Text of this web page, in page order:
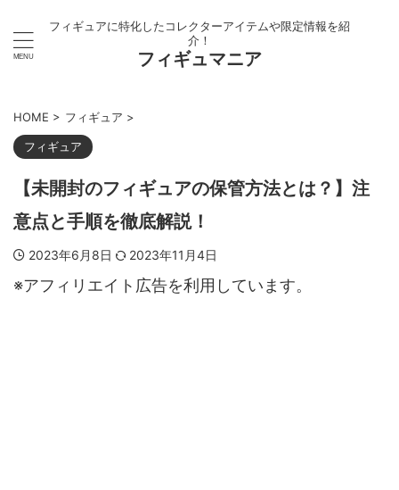
フィギュアに特化したコレクターアイテムや限定情報を紹
介！
フィギュマニア
HOME > フィギュア >
フィギュア
【未開封のフィギュアの保管方法とは？】注
意点と手順を徹底解説！
2023年6月8日 2023年11月4日
※アフィリエイト広告を利用しています。